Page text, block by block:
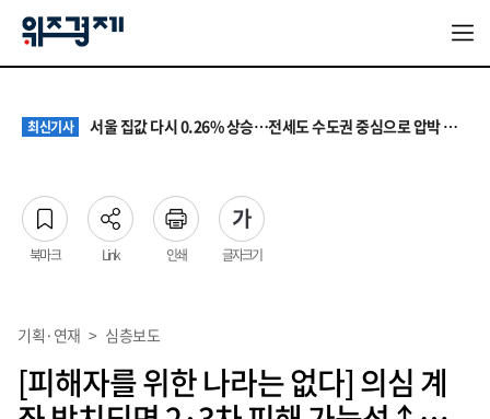
최신기사 서울 집값 다시 0.26% 상승…전세도 수도권 중심으로 압박 커져
최신기사 원·하청 교섭 갈등에 안전 지원 위축까지… 노란봉투법 불확실성 해법은
최신기사 청소년 혐오 표현, '처벌과 낙인'에서 '교양과 상식'으로
북마크 Link 인쇄 글자크기
기획·연재 > 심층보도
[피해자를 위한 나라는 없다] 의심 계